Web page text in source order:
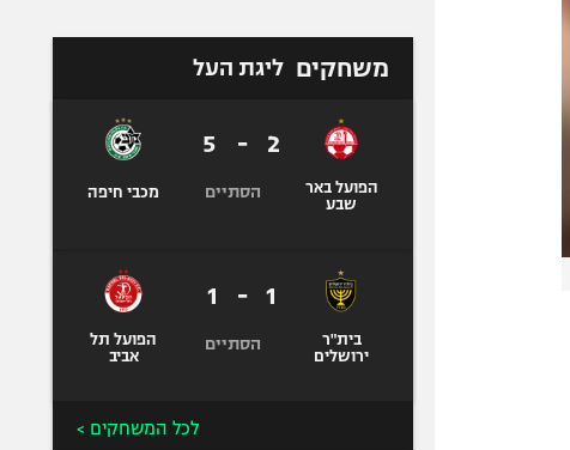
משחקים ליגת העל
הפועל באר
שבע
2
-
5
הסתיים מכבי חיפה
בית"ר
ירושלים
1
-
1
הסתיים
הפועל תל
אביב
לכל המשחקים >